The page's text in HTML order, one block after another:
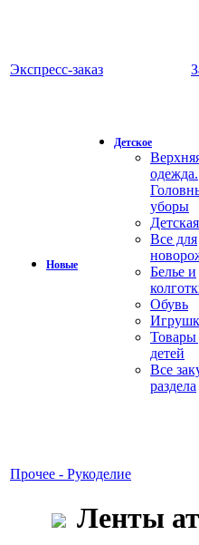
Экспресс-заказ
Новые
Детское
одежда.
уборы
Все для
Белье и
Обувь
Товары
детей
Все
раздела
Прочее - Рукоделие
Ленты